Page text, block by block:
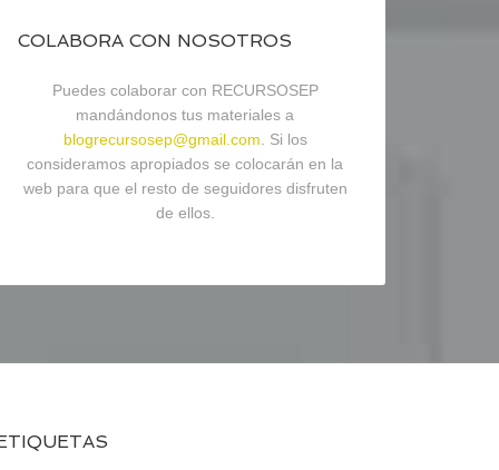
COLABORA CON NOSOTROS
Puedes colaborar con RECURSOSEP
mandándonos tus materiales a
blogrecursosep@gmail.com . Si los
consideramos apropiados se colocarán en la
web para que el resto de seguidores disfruten
de ellos.